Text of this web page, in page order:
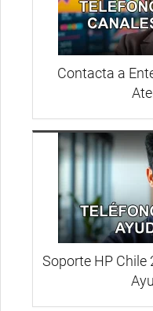
Contacta a
Soporte HP Chile